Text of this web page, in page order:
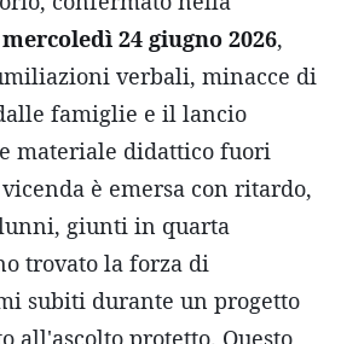
mercoledì 24 giugno 2026,
verbali, minacce di
famiglie e il lancio
materiale didattico fuori
è emersa con ritardo,
giunti in quarta
trovato la forza di
subiti durante un progetto
all'ascolto protetto. Questo